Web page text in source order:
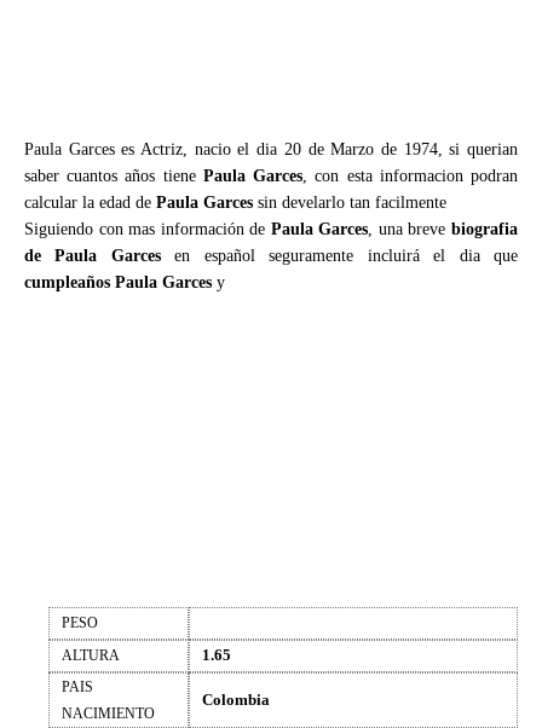
Paula Garces es Actriz, nacio el dia 20 de Marzo de 1974, si querian
saber cuantos años tiene Paula Garces, con esta informacion podran
calcular la edad de Paula Garces sin develarlo tan facilmente
Siguiendo con mas información de Paula Garces, una brevebiografia
de Paula Garcesen español seguramente incluirá el dia que
cumpleaños Paula Garces y
PESO
ALTURA
1.65
PAIS
NACIMIENTO
Colombia